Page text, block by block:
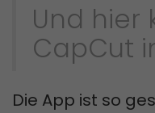
Und hier
CapCut
Die App ist so